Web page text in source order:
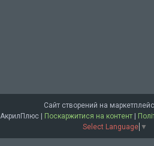
Сайт створений на
АкрилПлюс | Поскаржитися на контент |
Select Language ▼